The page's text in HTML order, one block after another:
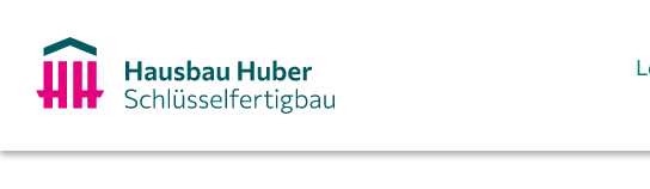
Inhalt
springen